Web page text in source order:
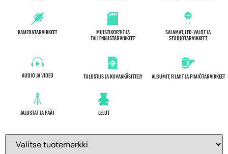
KAMERATARVIKKEET
AUDIO JA VIDEO
MUISTIKORTIT JA
TALLENNUSTARVIKKEET
TULOSTUS JA KUVANKÄSITTELY
SALAMAT, LED-VALOT JA
STUDIOTARVIKKEET
ALBUMIT, FILMIT JA PIMIÖTARVIKKEET
JALUSTAT JA PÄÄT LELUT